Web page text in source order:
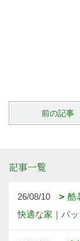
前の記事
記事一覧
26/08/10
酷
快適な家｜パ